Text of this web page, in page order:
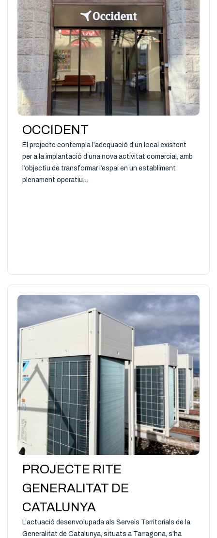
OCCIDENT
El projecte contempla l’adequació d’un local existent
per a la implantació d’una nova activitat comercial, amb
l’objectiu de transformar l’espai en un establiment
plenament operatiu…
PROJECTE RITE
GENERALITAT DE
CATALUNYA
L’actuació desenvolupada als Serveis Territorials de la
Generalitat de Catalunya, situats a Tarragona, s’ha